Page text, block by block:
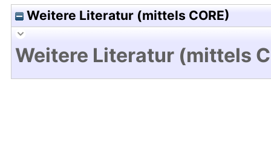
Weitere Literatur (mittels CORE)
Weitere Literatur (mittels